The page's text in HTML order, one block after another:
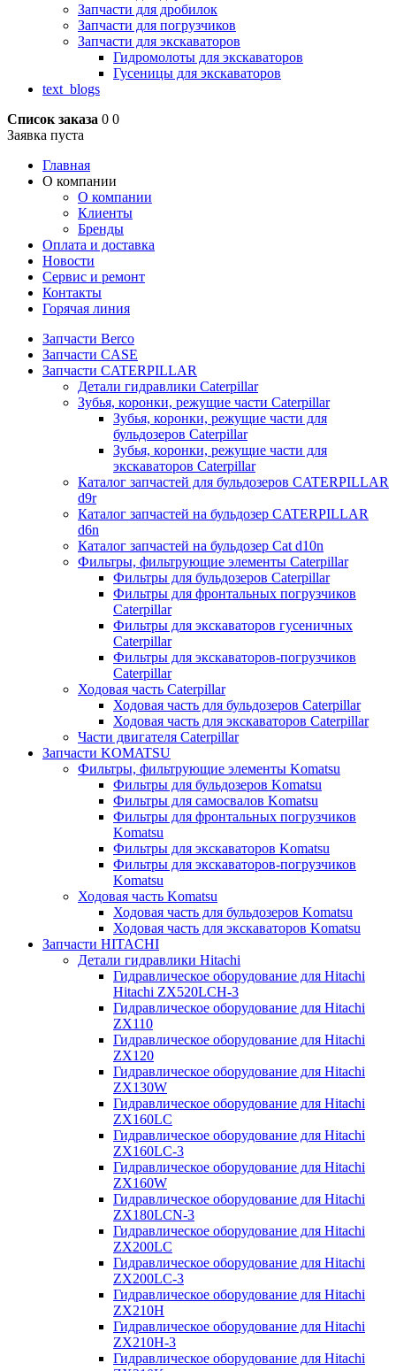
Запчасти для дробилок
Запчасти для погрузчиков
Запчасти для экскаваторов
Гидромолоты для экскаваторов
Гусеницы для экскаваторов
text_blogs
Список заказа 0 0
Заявка пуста
Главная
О компании
О компании
Клиенты
Бренды
Оплата и доставка
Новости
Сервис и ремонт
Контакты
Горячая линия
Запчасти Berco
Запчасти CASE
Запчасти CATERPILLAR
Детали гидравлики Caterpillar
Зубья, коронки, режущие части Caterpillar
Зубья, коронки, режущие части для
бульдозеров Caterpillar
Зубья, коронки, режущие части для
экскаваторов Caterpillar
Каталог запчастей для бульдозеров CATERPILLAR
d9r
Каталог запчастей на бульдозер CATERPILLAR
d6n
Каталог запчастей на бульдозер Сat d10n
Фильтры, фильтрующие элементы Caterpillar
Фильтры для бульдозеров Caterpillar
Фильтры для фронтальных погрузчиков
Caterpillar
Фильтры для экскаваторов гусеничных
Caterpillar
Фильтры для экскаваторов-погрузчиков
Caterpillar
Ходовая часть Caterpillar
Ходовая часть для бульдозеров Caterpillar
Ходовая часть для экскаваторов Caterpillar
Части двигателя Caterpillar
Запчасти KOMATSU
Фильтры, фильтрующие элементы Komatsu
Фильтры для бульдозеров Komatsu
Фильтры для самосвалов Komatsu
Фильтры для фронтальных погрузчиков
Komatsu
Фильтры для экскаваторов Komatsu
Фильтры для экскаваторов-погрузчиков
Komatsu
Ходовая часть Komatsu
Ходовая часть для бульдозеров Komatsu
Ходовая часть для экскаваторов Komatsu
Запчасти HITACHI
Детали гидравлики Hitachi
Гидравлическое оборудование для Hitachi
Hitachi ZX520LCH-3
Гидравлическое оборудование для Hitachi
ZX110
Гидравлическое оборудование для Hitachi
ZX120
Гидравлическое оборудование для Hitachi
ZX130W
Гидравлическое оборудование для Hitachi
ZX160LC
Гидравлическое оборудование для Hitachi
ZX160LC-3
Гидравлическое оборудование для Hitachi
ZX160W
Гидравлическое оборудование для Hitachi
ZX180LCN-3
Гидравлическое оборудование для Hitachi
ZX200LC
Гидравлическое оборудование для Hitachi
ZX200LC-3
Гидравлическое оборудование для Hitachi
ZX210H
Гидравлическое оборудование для Hitachi
ZX210H-3
Гидравлическое оборудование для Hitachi